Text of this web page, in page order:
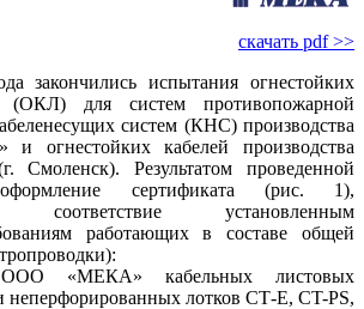
скачать pdf >>
закончились испытания огнестойких
(ОКЛ) для систем противопожарной
систем (КНС) производства
огнестойких кабелей производства
Результатом проведенной
сертификата (рис. 1),
соответствие установленным
работающих в составе общей
«МЕКА» кабельных листовых
неперфорированных лотков СТ-Е, CT-PS,